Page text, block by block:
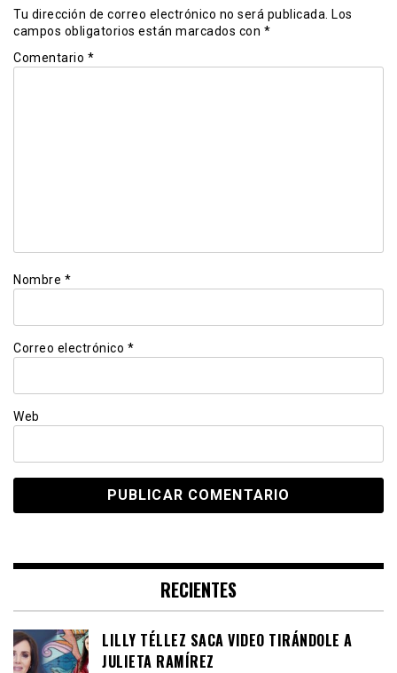
Tu dirección de correo electrónico no será publicada.
Los
campos obligatorios están marcados con *
Comentario *
Nombre *
Correo electrónico *
Web
RECIENTES
LILLY TÉLLEZ SACA VIDEO TIRÁNDOLE A
JULIETA RAMÍREZ